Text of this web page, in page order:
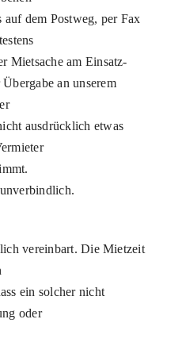
dem Postweg, per Fax
Mietsache am Einsatz-
an unserem
ausdrücklich etwas
vereinbart. Die Mietzeit
ein solcher nicht
oder